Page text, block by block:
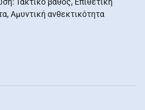
Αμυντική ανθεκτικότητα